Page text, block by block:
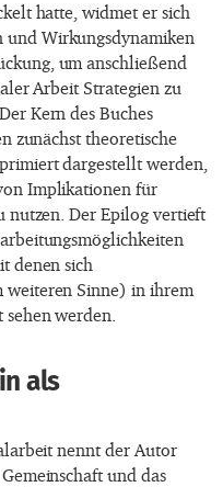
hatte, widmet er sich
und Wirkungsdynamiken
um anschließend
Arbeit Strategien zu
Kern des Buches
zunächst theoretische
dargestellt werden,
Implikationen für
nutzen. Der Epilog vertieft
denen sich
weiteren Sinne) in ihrem
werden.
als
nennt der Autor
und das